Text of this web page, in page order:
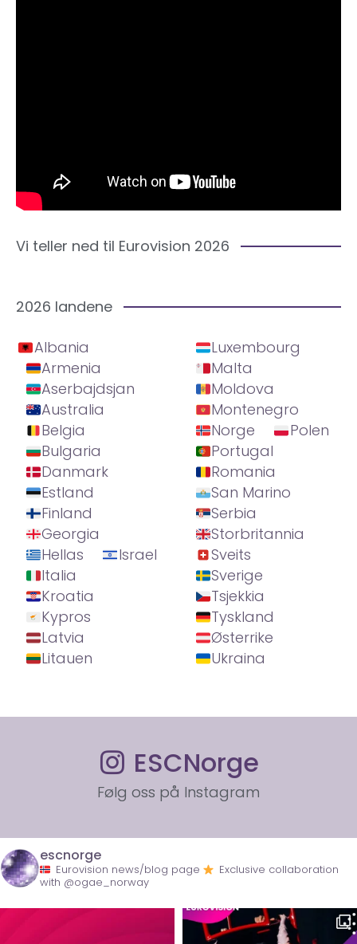
Vi teller ned til Eurovision 2026
2026 landene
Albania
Armenia
Aserbajdsjan
Australia
Belgia
Bulgaria
Danmark
Estland
Finland
Georgia
Hellas
Israel
Italia
Kroatia
Kypros
Latvia
Litauen
Luxembourg
Malta
Moldova
Montenegro
Norge
Polen
Portugal
Romania
San Marino
Serbia
Storbritannia
Sveits
Sverige
Tsjekkia
Tyskland
Østerrike
Ukraina
ESCNorge
Følg oss på Instagram
escnorge
Eurovision news/blog page
Exclusive collaboration
with @ogae_norway